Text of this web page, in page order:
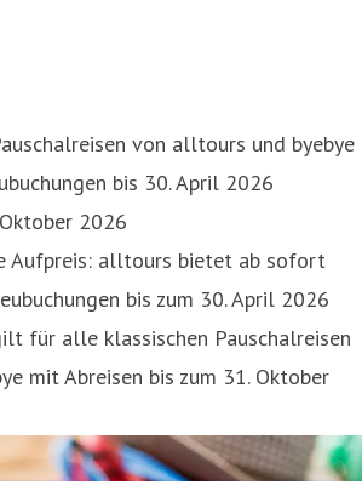
von alltours und byebye
bis 30. April 2026
2026
Aufpreis: alltours bietet ab sofort
bis zum 30. April 2026
für alle klassischen Pauschalreisen
mit Abreisen bis zum 31. Oktober